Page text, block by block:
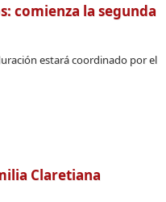
comienza la segunda
estará coordinado por el
Claretiana